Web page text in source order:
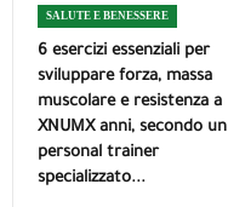
SALUTE E BENESSERE
6 esercizi essenziali per
sviluppare forza, massa
muscolare e resistenza a
XNUMX anni, secondo un
personal trainer
specializzato...